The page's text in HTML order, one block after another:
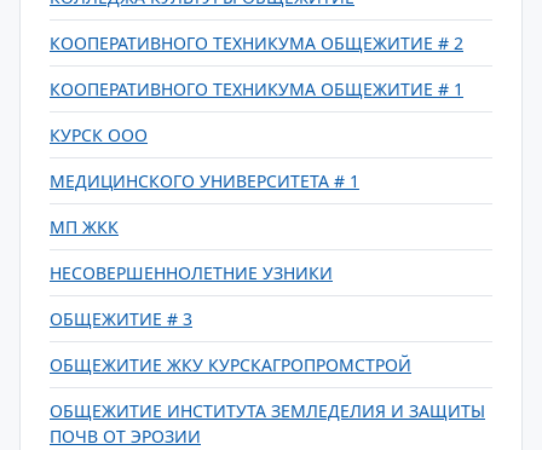
КООПЕРАТИВНОГО ТЕХНИКУМА ОБЩЕЖИТИЕ # 2
КООПЕРАТИВНОГО ТЕХНИКУМА ОБЩЕЖИТИЕ # 1
КУРСК ООО
МЕДИЦИНСКОГО УНИВЕРСИТЕТА # 1
МП ЖКК
НЕСОВЕРШЕННОЛЕТНИЕ УЗНИКИ
ОБЩЕЖИТИЕ # 3
ОБЩЕЖИТИЕ ЖКУ КУРСКАГРОПРОМСТРОЙ
ОБЩЕЖИТИЕ ИНСТИТУТА ЗЕМЛЕДЕЛИЯ И ЗАЩИТЫ
ПОЧВ ОТ ЭРОЗИИ